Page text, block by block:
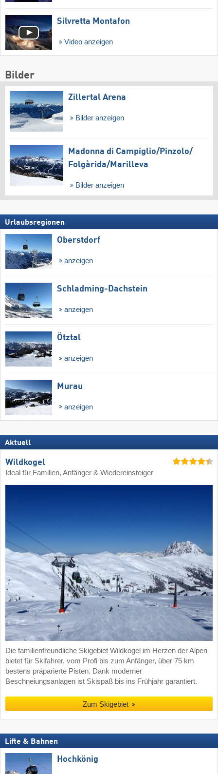
Silvretta Montafon
Video anzeigen
Bilder
Zillertal Arena
Bilder anzeigen
Madonna di Campiglio/​Pinzolo/​
Folgàrida/​Marilleva
Bilder anzeigen
Urlaubsregionen
Oberstdorf
anzeigen
Schladming-Dachstein
anzeigen
Ötztal
anzeigen
Murau
anzeigen
Aktuell
Wildkogel
Ideal für Familien, Anfänger & Wiedereinsteiger
Die familienfreundliche Skigebiet Wildkogel im Herzen der Alpen
bietet für Skifahrer, vom Profi bis zum Anfänger, über 75 km
bestens präparierte Pisten. Dank moderner
Beschneiungsanlagen ist Skispaß bis ins Frühjahr garantiert.
Zum Skigebiet
Lifte & Bahnen
Hochkönig